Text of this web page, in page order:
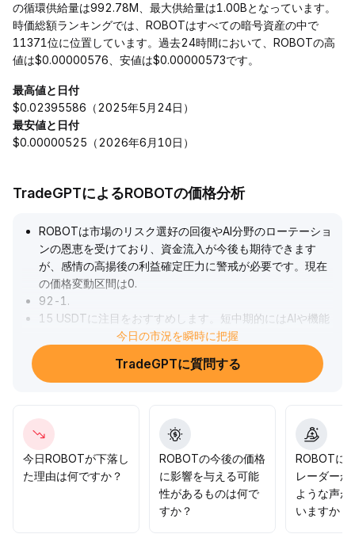
の循環供給量は992.78M、最大供給量は1.00Bとなっています。
時価総額ランキングでは、ROBOTはすべての暗号資産の中で
11371位に位置しています。過去24時間において、ROBOTの高
値は$0.00000576、安値は$0.00000573です。
最高値と日付
$0.02395586（2025年5月24日）
最安値と日付
$0.00000525（2026年6月10日）
TradeGPTによるROBOTの価格分析
ROBOTは市場のリスク選好の回復やAI分野のローテーショ
ンの恩恵を受けており、資金流入が今後も期待できます
が、感情の高揚後の利益確定圧力に警戒が必要です。現在
の価格変動区間は0.
92-1 .
15 USDTに注目をおすすめします。短中期的にはAIや機能
型エコシステムの拡張を基盤に価値再評価のポテンシャル
があります。核心契約の安全性および監査の進捗を注視
し、セキュリティと補償メカニズムを整備することは投資
今日の市況を瞬時に把握
TradeGPTに質問する
今日ROBOTが下落し
た理由は何ですか？
ROBOTの今後の価格
に影響を与える可能
性があるものは何で
すか？
ROBOTに
レーダーか
ような声が
いますか？